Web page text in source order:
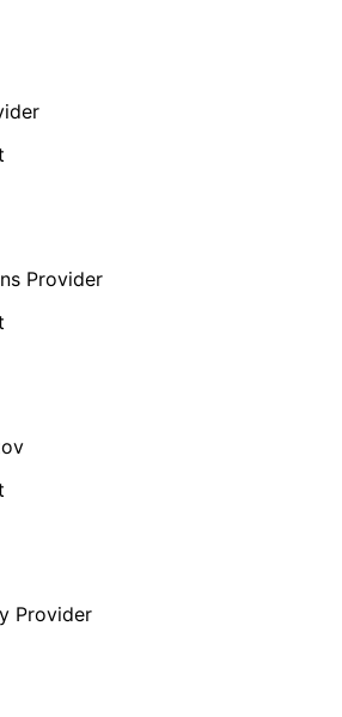
Provider
Provider